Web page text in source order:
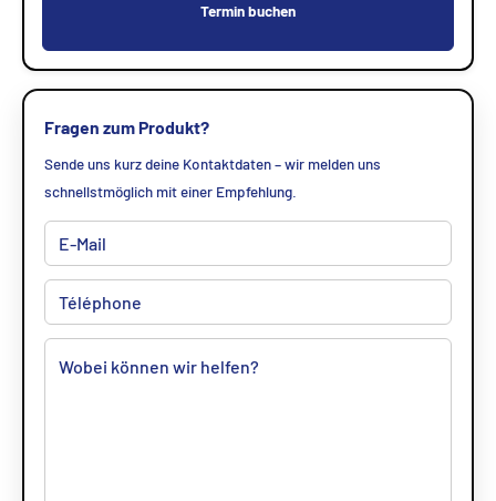
Termin buchen
Fragen zum Produkt?
Sende uns kurz deine Kontaktdaten – wir melden uns
schnellstmöglich mit einer Empfehlung.